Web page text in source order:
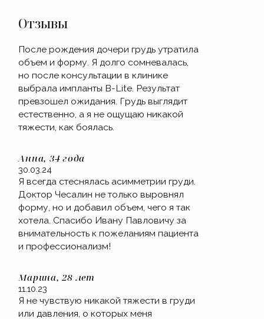
Отзывы
После рождения дочери грудь утратила
объем и форму. Я долго сомневалась,
но после консультации в клинике
выбрала импланты B-Lite. Результат
превзошел ожидания. Грудь выглядит
естественно, а я не ощущаю никакой
тяжести, как боялась.
Анна, 34 года
30.03.24
Я всегда стеснялась асимметрии груди.
Доктор Чесалин не только выровнял
форму, но и добавил объем, чего я так
хотела. Спасибо Ивану Павловичу за
внимательность к пожеланиям пациента
и профессионализм!
Марина, 28 лет
11.10.23
Я не чувствую никакой тяжести в груди
или давления, о которых меня